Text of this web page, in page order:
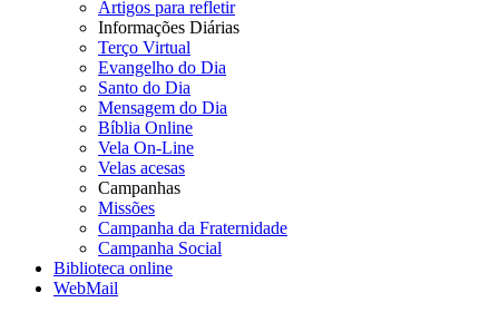
Artigos para refletir
Informações Diárias
Terço Virtual
Evangelho do Dia
Santo do Dia
Mensagem do Dia
Bíblia Online
Vela On-Line
Velas acesas
Campanhas
Missões
Campanha da Fraternidade
Campanha Social
Biblioteca online
WebMail